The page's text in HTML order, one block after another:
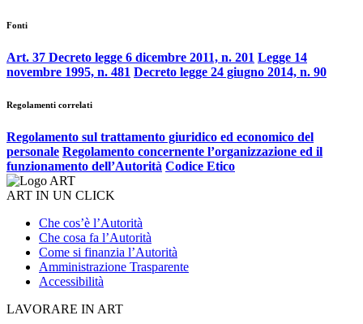
Fonti
Art. 37 Decreto legge 6 dicembre 2011, n. 201 Legge 14
novembre 1995, n. 481 Decreto legge 24 giugno 2014, n. 90
Regolamenti correlati
Regolamento sul trattamento giuridico ed economico del
personale Regolamento concernente l’organizzazione ed il
funzionamento dell’Autorità Codice Etico
ART IN UN CLICK
Che cos’è l’Autorità
Che cosa fa l’Autorità
Come si finanzia l’Autorità
Amministrazione Trasparente
Accessibilità
LAVORARE IN ART